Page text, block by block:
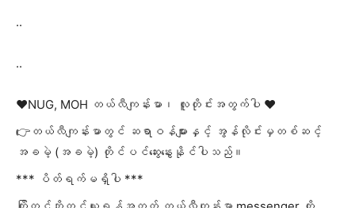
..
..
❤️NUG, MOH တယ်လီကျန်းမာ၊ လူတိုင်းအတွက်ပါ ❤️
👉တယ်လီကျန်းမာတွင် ဆရာဝန်များနှင့် အွန်လိုင်းမှတစ်ဆင့်
အခမဲ့ (အခမဲ့) တိုင်ပင်ဆွေးနွေးနိုင်ပါသည်။
*** ပိတ်ရက်မရှိပါ ***